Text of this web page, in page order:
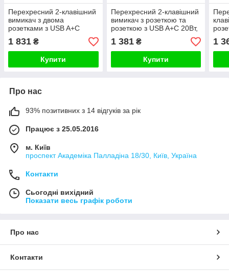
Перехресний 2-клавішний
вимикач з двома
розетками з USB A+C
20Вт, заземлення,
WALLPAD чорний
алюміній
1 831 ₴
Купити
Перехресний 2-клавішний
вимикач з розеткою та
розеткою з USB A+C 20Вт,
заземлення, WALLPAD
чорний алюміній
1 381₴
Купити
1
Про нас
93% позитивних з 14 відгуків за рік
Працює з 25.05.2016
м. Київ
проспект Академіка Палладіна 18/30, Київ, Україна
Контакти
Сьогодні вихідний
Показати весь графік роботи
Про нас
Контакти